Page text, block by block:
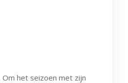
het seizoen met zijn